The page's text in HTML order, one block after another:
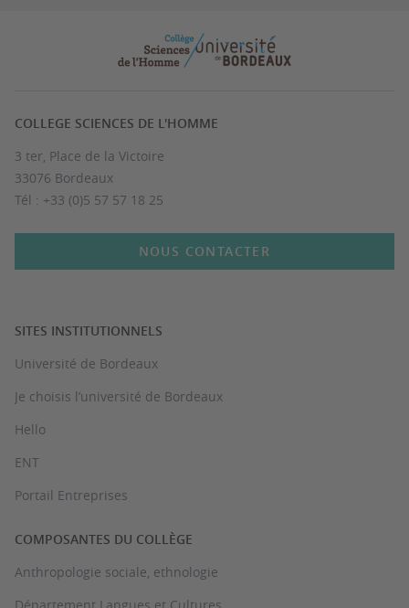
COLLEGE SCIENCES DE L'HOMME
3 ter, Place de la Victoire
33076 Bordeaux
Tél : +33 (0)5 57 57 18 25
NOUS CONTACTER
SITES INSTITUTIONNELS
Université de Bordeaux
Je choisis l’université de Bordeaux
Hello
ENT
Portail Entreprises
COMPOSANTES DU COLLÈGE
Anthropologie sociale, ethnologie